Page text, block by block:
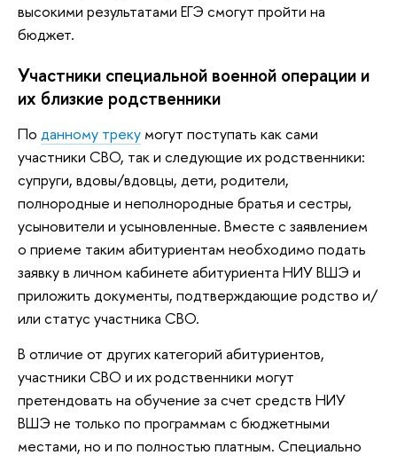
высокими результатами ЕГЭ смогут пройти на
бюджет.
Участники специальной военной операции и
их близкие родственники
По данному треку могут поступать как сами
участники СВО, так и следующие их родственники:
супруги, вдовы/вдовцы, дети, родители,
полнородные и неполнородные братья и сестры,
усыновители и усыновленные. Вместе с заявлением
о приеме таким абитуриентам необходимо подать
заявку в личном кабинете абитуриента НИУ ВШЭ и
приложить документы, подтверждающие родство и/
или статус участника СВО.
В отличие от других категорий абитуриентов,
участники СВО и их родственники могут
претендовать на обучение за счет средств НИУ
ВШЭ не только по программам с бюджетными
местами, но и по полностью платным. Специально